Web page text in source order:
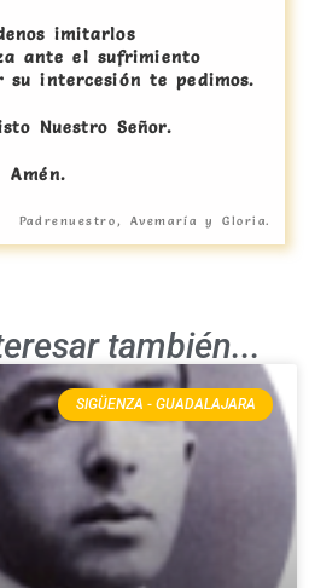
imitarlos
ante el sufrimiento
intercesión te pedimos.
Nuestro Señor.
Amén.
Padrenuestro, Avemaría y Gloria.
también...
SIGÜENZA - GUADALAJARA